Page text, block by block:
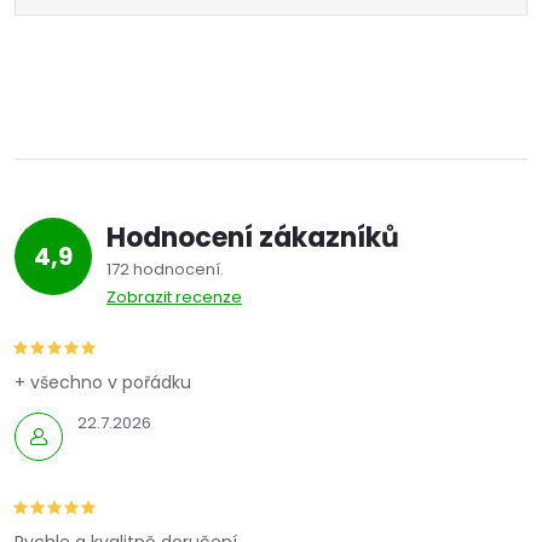
4,9 Hodnocení zákazníků
172 hodnocení
Zobrazit recenze
22.7.2026
+ všechno v pořádku